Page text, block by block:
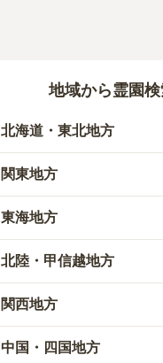
地域から霊園
北海道・東北地方
北海道
青森県
秋田県
岩手県
山形県
関東地方
東京都
神奈川県
埼玉県
千葉県
東海地方
愛知県
岐阜県
静岡県
北陸・甲信越地方
富山県
石川県
関西地方
大阪府
中国・四国地方